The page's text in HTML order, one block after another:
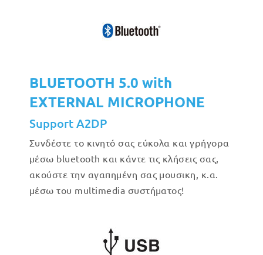
BLUETOOTH 5.0 with
EXTERNAL MICROPHONE
Support A2DP
Συνδέστε το κινητό σας εύκολα και γρήγορα
μέσω bluetooth και κάντε τις κλήσεις σας,
ακούστε την αγαπημένη σας μουσικη, κ.α.
μέσω του multimedia συστήματος!